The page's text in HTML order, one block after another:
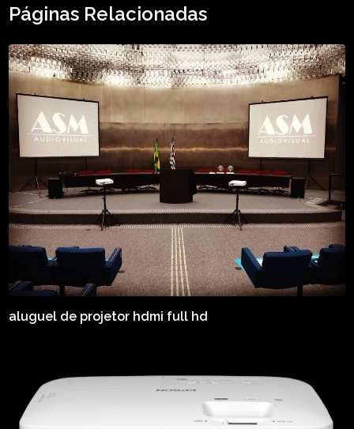
Páginas Relacionadas
aluguel de projetor hdmi full hd